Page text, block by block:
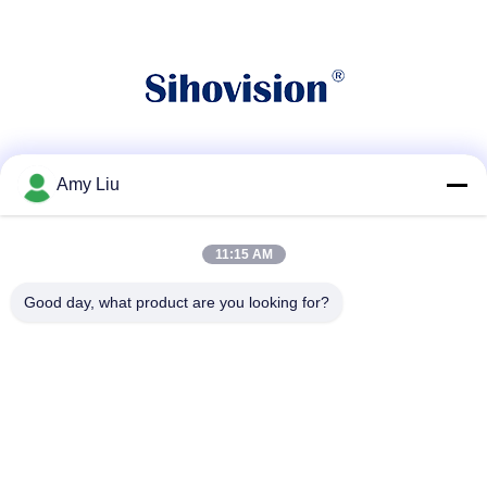
टेलीफोन
Amy Liu
11:15 AM
Good day, what product are you looking for?